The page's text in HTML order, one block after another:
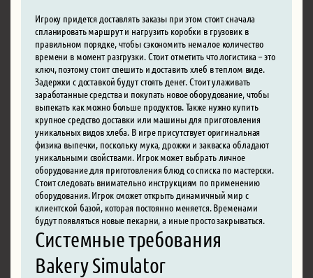
Игроку придется доставлять заказы при этом стоит сначала
спланировать маршрут и нагрузить коробки в грузовик в
правильном порядке, чтобы сэкономить немалое количество
времени в момент разгрузки. Стоит отметить что логистика – это
ключ, поэтому стоит спешить и доставить хлеб в теплом виде.
Задержки с доставкой будут стоять денег. Стоит улаживать
заработанные средства и покупать новое оборудование, чтобы
выпекать как можно больше продуктов. Также нужно купить
крупное средство доставки или машины для приготовления
уникальных видов хлеба. В игре присутствует оригинальная
физика выпечки, поскольку мука, дрожжи и закваска обладают
уникальными свойствами. Игрок может выбрать личное
оборудование для приготовления блюд со списка по мастерски.
Стоит следовать внимательно инструкциям по применению
оборудования. Игрок сможет открыть динамичный мир с
клиентской базой, которая постоянно меняется. Временами
будут появляться новые пекарни, а иные просто закрываться.
Системные требования
Bakery Simulator